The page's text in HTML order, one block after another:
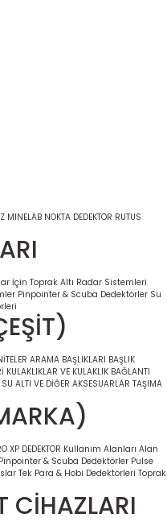
MINELAB NOKTA DEDEKTÖR RUTUS
İçin Toprak Altı Radar Sistemleri
Pinpointer & Scuba Dedektörler Su
ARAMA BAŞLIKLARI BAŞLIK
KULAKLIKLAR VE KULAKLIK BAĞLANTI
SU ALTI VE DİĞER AKSESUARLAR TAŞIMA
XP DEDEKTÖR Kullanım Alanları Alan
Pinpointer & Scuba Dedektörler Pulse
Tek Para & Hobi Dedektörleri Toprak
CİHAZLARI